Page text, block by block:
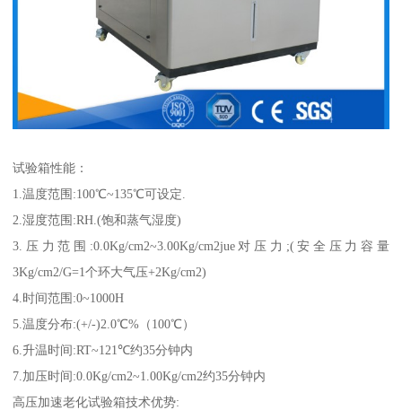
试验箱性能：
1.温度范围:100℃~135℃可设定.
2.湿度范围:RH.(饱和蒸气湿度)
3.压力范围:0.0Kg/cm2~3.00Kg/cm2jue对压力;(安全压力容量
3Kg/cm2/G=1个环大气压+2Kg/cm2)
4.时间范围:0~1000H
5.温度分布:(+/-)2.0℃%（100℃）
6.升温时间:RT~121℃约35分钟内
7.加压时间:0.0Kg/cm2~1.00Kg/cm2约35分钟内
高压加速老化试验箱技术优势: